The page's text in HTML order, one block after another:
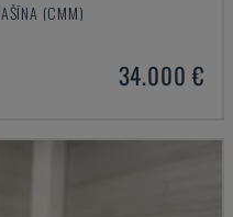
(CMM)
34.000 €